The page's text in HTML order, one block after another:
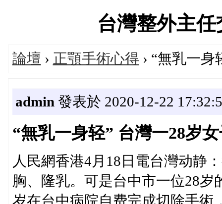
台灣整外主
論壇 › 正顎手術心得 › “無乳一
admin 發表於 2020-12-22
“無乳一身轻” 台灣一28岁
人民網香港4月18日電台灣动静
胸、隆乳。可是台中市一位28岁
岁在台中病院自费完成切除手術